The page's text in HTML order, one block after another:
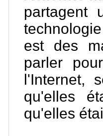
partagent
est des
parler
l'Internet,
qu'elles
qu'elles